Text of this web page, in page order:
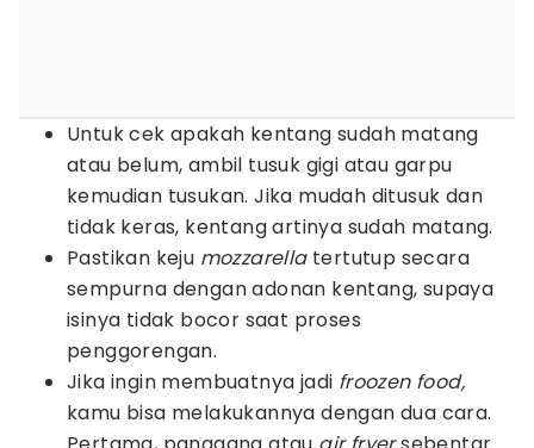
Untuk cek apakah kentang sudah matang
atau belum, ambil tusuk gigi atau garpu
kemudian tusukan. Jika mudah ditusuk dan
tidak keras, kentang artinya sudah matang.
Pastikan keju mozzarellatertutup secara
sempurna dengan adonan kentang, supaya
isinya tidak bocor saat proses
penggorengan.
Jika ingin membuatnya jadi froozen food,
kamu bisa melakukannya dengan dua cara.